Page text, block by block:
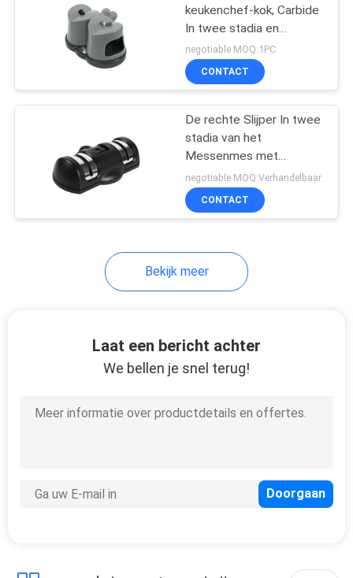
keukenchef-kok, Carbide
In twee stadia en
Ceramische Slijper
negotiable MOQ:1PC
CONTACT
De rechte Slijper In twee
stadia van het
Messenmes met
Zuignap voor
Keukentoebehoren
negotiable MOQ:Verhandelbaar
CONTACT
Bekijk meer
Laat een bericht achter
We bellen je snel terug!